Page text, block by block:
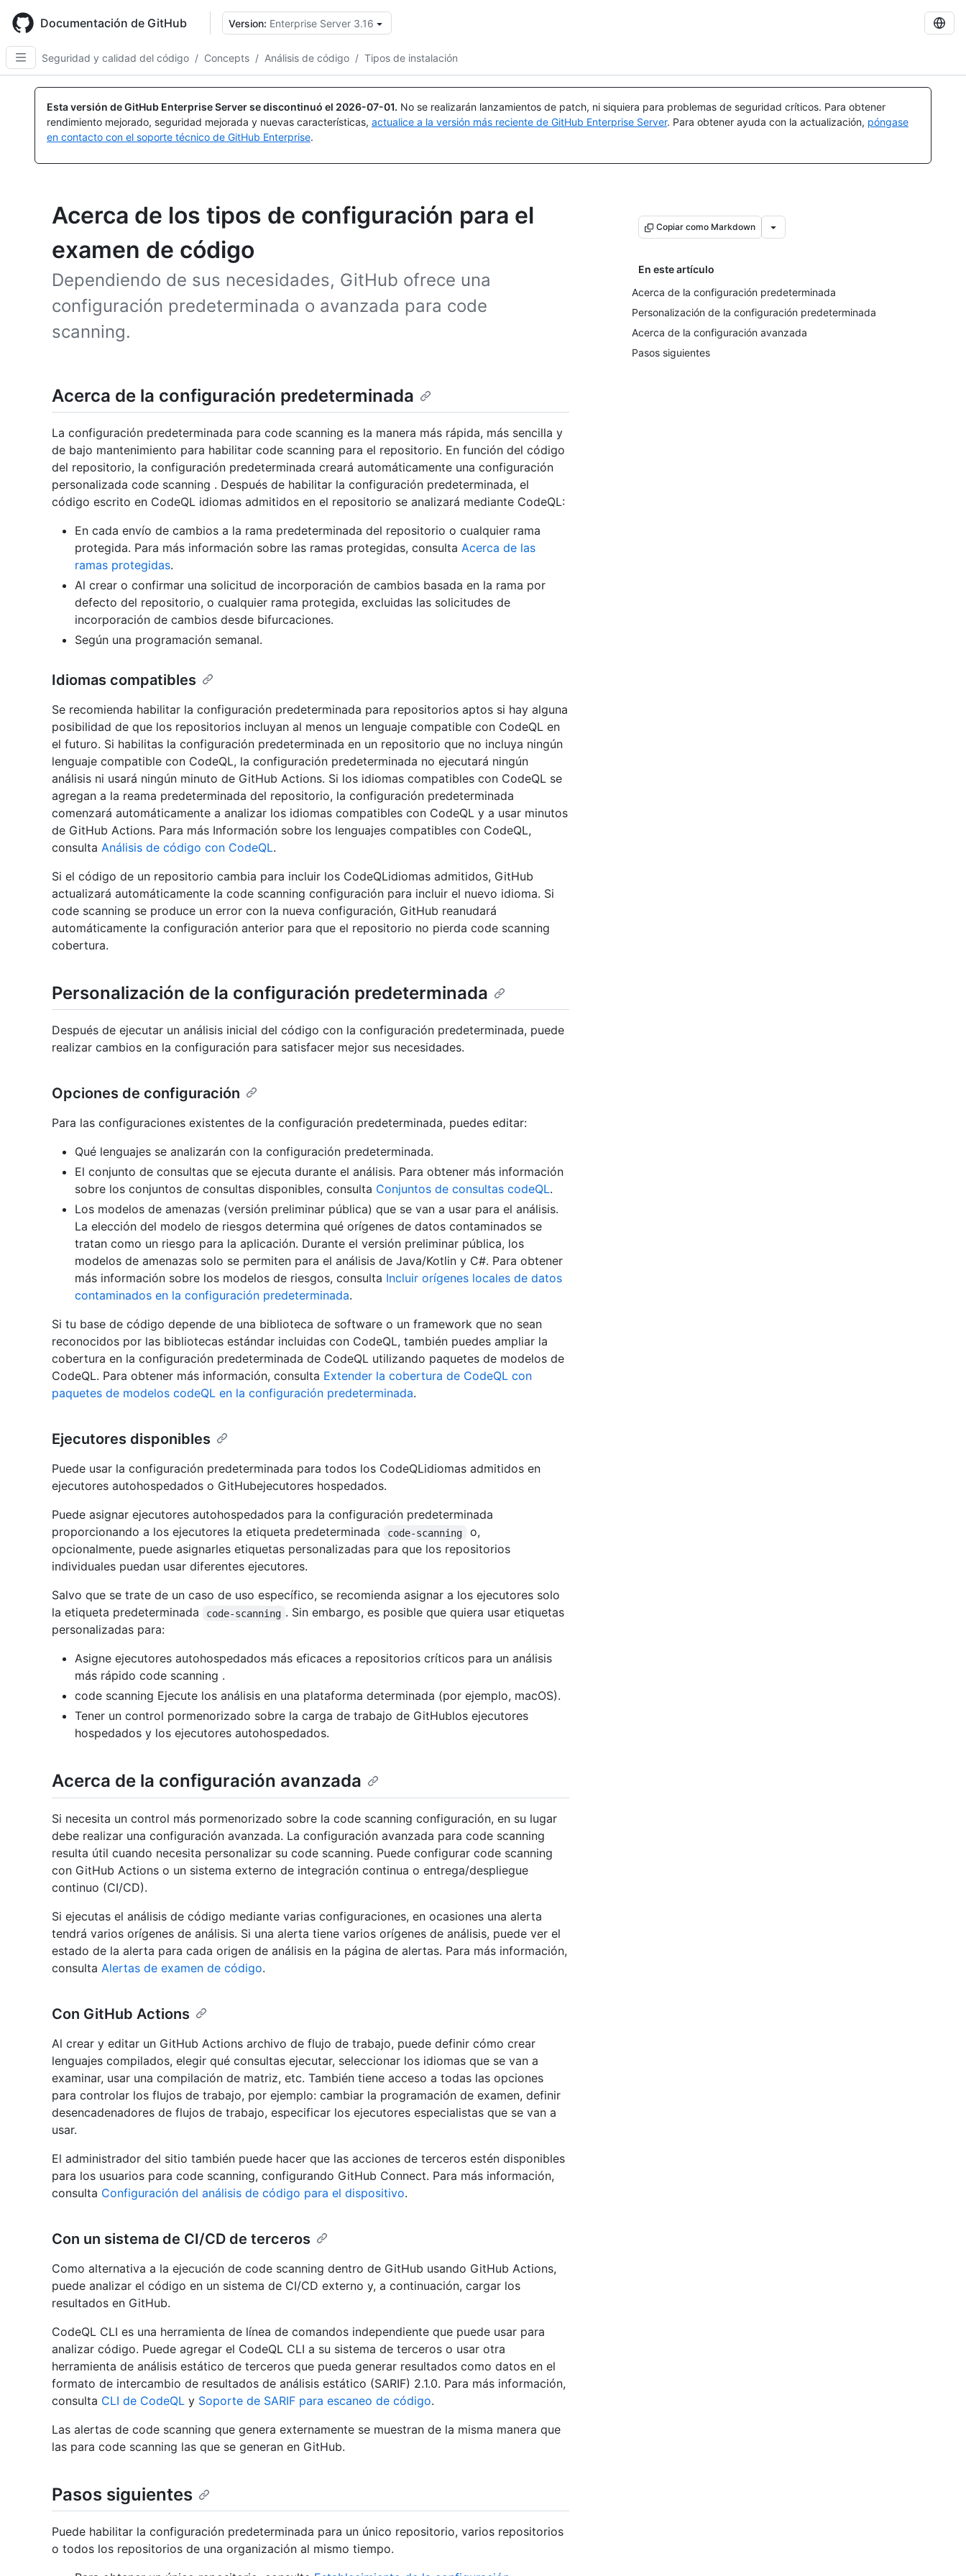
main
content
Documentación de GitHub Version: Enterprise Server 3.16
Seguridad y calidad del código / Concepts / Análisis de código / Tipos de instalación
Esta versión de GitHub Enterprise Server se discontinuó el 2026-07-01. No se realizarán lanzamientos de patch, ni siquiera para problemas de seguridad críticos. Para obtener
rendimiento mejorado, seguridad mejorada y nuevas características, actualice a la versión más reciente de GitHub Enterprise Server. Para obtener ayuda con la actualización, póngase
en contacto con el soporte técnico de GitHub Enterprise.
Acerca de los tipos de configuración para el
examen de código
Dependiendo de sus necesidades, GitHub ofrece una
configuración predeterminada o avanzada para code
scanning.
Copiar como Markdown
En este artículo
Acerca de la configuración predeterminada
Personalización de la configuración predeterminada
Acerca de la configuración avanzada
Pasos siguientes
Acerca de la configuración predeterminada
La configuración predeterminada para code scanning es la manera más rápida, más sencilla y
de bajo mantenimiento para habilitar code scanning para el repositorio. En función del código
del repositorio, la configuración predeterminada creará automáticamente una configuración
personalizada code scanning . Después de habilitar la configuración predeterminada, el
código escrito en CodeQL idiomas admitidos en el repositorio se analizará mediante CodeQL:
En cada envío de cambios a la rama predeterminada del repositorio o cualquier rama
protegida. Para más información sobre las ramas protegidas, consulta Acerca de las
ramas protegidas.
Al crear o confirmar una solicitud de incorporación de cambios basada en la rama por
defecto del repositorio, o cualquier rama protegida, excluidas las solicitudes de
incorporación de cambios desde bifurcaciones.
Según una programación semanal.
Idiomas compatibles
Se recomienda habilitar la configuración predeterminada para repositorios aptos si hay alguna
posibilidad de que los repositorios incluyan al menos un lenguaje compatible con CodeQL en
el futuro. Si habilitas la configuración predeterminada en un repositorio que no incluya ningún
lenguaje compatible con CodeQL, la configuración predeterminada no ejecutará ningún
análisis ni usará ningún minuto de GitHub Actions. Si los idiomas compatibles con CodeQL se
agregan a la reama predeterminada del repositorio, la configuración predeterminada
comenzará automáticamente a analizar los idiomas compatibles con CodeQL y a usar minutos
de GitHub Actions. Para más Información sobre los lenguajes compatibles con CodeQL,
consulta Análisis de código con CodeQL.
Si el código de un repositorio cambia para incluir los CodeQLidiomas admitidos, GitHub
actualizará automáticamente la code scanning configuración para incluir el nuevo idioma. Si
code scanning se produce un error con la nueva configuración, GitHub reanudará
automáticamente la configuración anterior para que el repositorio no pierda code scanning
cobertura.
Personalización de la configuración predeterminada
Después de ejecutar un análisis inicial del código con la configuración predeterminada, puede
realizar cambios en la configuración para satisfacer mejor sus necesidades.
Opciones de configuración
Para las configuraciones existentes de la configuración predeterminada, puedes editar:
Qué lenguajes se analizarán con la configuración predeterminada.
El conjunto de consultas que se ejecuta durante el análisis. Para obtener más información
sobre los conjuntos de consultas disponibles, consulta Conjuntos de consultas codeQL.
Los modelos de amenazas (versión preliminar pública) que se van a usar para el análisis.
La elección del modelo de riesgos determina qué orígenes de datos contaminados se
tratan como un riesgo para la aplicación. Durante el versión preliminar pública, los
modelos de amenazas solo se permiten para el análisis de Java/Kotlin y C#. Para obtener
más información sobre los modelos de riesgos, consulta Incluir orígenes locales de datos
contaminados en la configuración predeterminada.
Si tu base de código depende de una biblioteca de software o un framework que no sean
reconocidos por las bibliotecas estándar incluidas con CodeQL, también puedes ampliar la
cobertura en la configuración predeterminada de CodeQL utilizando paquetes de modelos de
CodeQL. Para obtener más información, consulta Extender la cobertura de CodeQL con
paquetes de modelos codeQL en la configuración predeterminada.
Ejecutores disponibles
Puede usar la configuración predeterminada para todos los CodeQLidiomas admitidos en
ejecutores autohospedados o GitHubejecutores hospedados.
Puede asignar ejecutores autohospedados para la configuración predeterminada
proporcionando a los ejecutores la etiqueta predeterminada
code-scanning
o,
opcionalmente, puede asignarles etiquetas personalizadas para que los repositorios
individuales puedan usar diferentes ejecutores.
Salvo que se trate de un caso de uso específico, se recomienda asignar a los ejecutores solo
la etiqueta predeterminada
code-scanning . Sin embargo, es posible que quiera usar etiquetas
personalizadas para:
Asigne ejecutores autohospedados más eficaces a repositorios críticos para un análisis
más rápido code scanning .
code scanning Ejecute los análisis en una plataforma determinada (por ejemplo, macOS).
Tener un control pormenorizado sobre la carga de trabajo de GitHublos ejecutores
hospedados y los ejecutores autohospedados.
Acerca de la configuración avanzada
Si necesita un control más pormenorizado sobre la code scanning configuración, en su lugar
debe realizar una configuración avanzada. La configuración avanzada para code scanning
resulta útil cuando necesita personalizar su code scanning. Puede configurar code scanning
con GitHub Actions o un sistema externo de integración continua o entrega/despliegue
continuo (CI/CD).
Si ejecutas el análisis de código mediante varias configuraciones, en ocasiones una alerta
tendrá varios orígenes de análisis. Si una alerta tiene varios orígenes de análisis, puede ver el
estado de la alerta para cada origen de análisis en la página de alertas. Para más información,
consulta Alertas de examen de código.
Con GitHub Actions
Al crear y editar un GitHub Actions archivo de flujo de trabajo, puede definir cómo crear
lenguajes compilados, elegir qué consultas ejecutar, seleccionar los idiomas que se van a
examinar, usar una compilación de matriz, etc. También tiene acceso a todas las opciones
para controlar los flujos de trabajo, por ejemplo: cambiar la programación de examen, definir
desencadenadores de flujos de trabajo, especificar los ejecutores especialistas que se van a
usar.
El administrador del sitio también puede hacer que las acciones de terceros estén disponibles
para los usuarios para code scanning, configurando GitHub Connect. Para más información,
consulta Configuración del análisis de código para el dispositivo.
Con un sistema de CI/CD de terceros
Como alternativa a la ejecución de code scanning dentro de GitHub usando GitHub Actions,
puede analizar el código en un sistema de CI/CD externo y, a continuación, cargar los
resultados en GitHub.
CodeQL CLI es una herramienta de línea de comandos independiente que puede usar para
analizar código. Puede agregar el CodeQL CLI a su sistema de terceros o usar otra
herramienta de análisis estático de terceros que pueda generar resultados como datos en el
formato de intercambio de resultados de análisis estático (SARIF) 2.1.0. Para más información,
consulta CLI de CodeQL y Soporte de SARIF para escaneo de código.
Las alertas de code scanning que genera externamente se muestran de la misma manera que
las para code scanning las que se generan en GitHub.
Pasos siguientes
Puede habilitar la configuración predeterminada para un único repositorio, varios repositorios
o todos los repositorios de una organización al mismo tiempo.